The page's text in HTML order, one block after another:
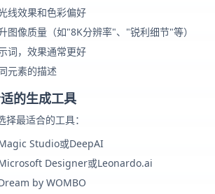
线效果和色彩偏好
图像质量（如"8K分辨率"、"锐利细节"等）
词，效果通常更好
元素的描述
的生成工具
最适合的工具：
Studio或DeepAI
Designer或Leonardo.ai
by WOMBO